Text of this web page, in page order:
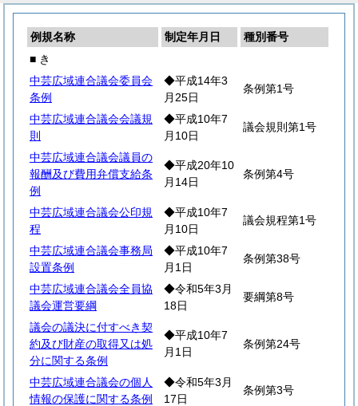
例規名称 制定年月日
種別番号
■ き
中芸広域連合議会委員会
条例
◆平成14年3
月25日
条例第1号
中芸広域連合議会会議規
則
◆平成10年7
月10日
議会規則第1号
中芸広域連合議会議員の
報酬及び費用弁償支給条
例
◆平成20年10
月14日
条例第4号
中芸広域連合議会公印規
程
◆平成10年7
月10日
議会規程第1号
中芸広域連合議会事務局
設置条例
◆平成10年7
月1日
条例第38号
中芸広域連合議会全員協
議会運営要綱
◆令和5年3月
18日
要綱第8号
議会の議決に付すべき契
約及び財産の取得又は処
分に関する条例
◆平成10年7
月1日
条例第24号
中芸広域連合議会の個人
情報の保護に関する条例
◆令和5年3月
17日
条例第3号